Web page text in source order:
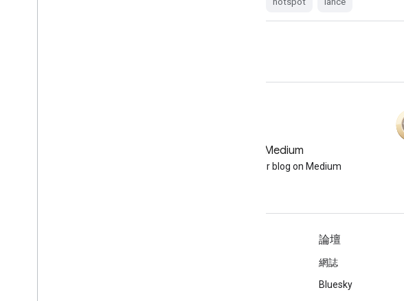
Medium
Follow our blog on Medium
論壇
網誌
Bluesky